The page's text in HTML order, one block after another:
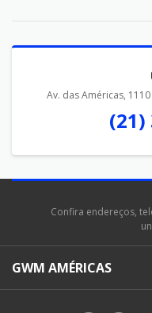
Av. das Américas,
(21)
Confira endereços,
GWM AMÉRICAS